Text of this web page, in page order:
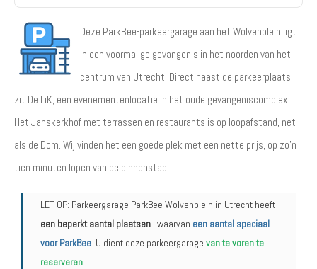
Deze ParkBee-parkeergarage aan het Wolvenplein ligt
in een voormalige gevangenis in het noorden van het
centrum van Utrecht. Direct naast de parkeerplaats
zit De LiK, een evenementenlocatie in het oude gevangeniscomplex.
Het Janskerkhof met terrassen en restaurants is op loopafstand, net
als de Dom. Wij vinden het een goede plek met een nette prijs, op zo'n
tien minuten lopen van de binnenstad.
LET OP: Parkeergarage ParkBee Wolvenplein in Utrecht heeft
een beperkt aantal plaatsen , waarvan een aantal speciaal
voor ParkBee. U dient deze parkeergarage van te voren te
reserveren.